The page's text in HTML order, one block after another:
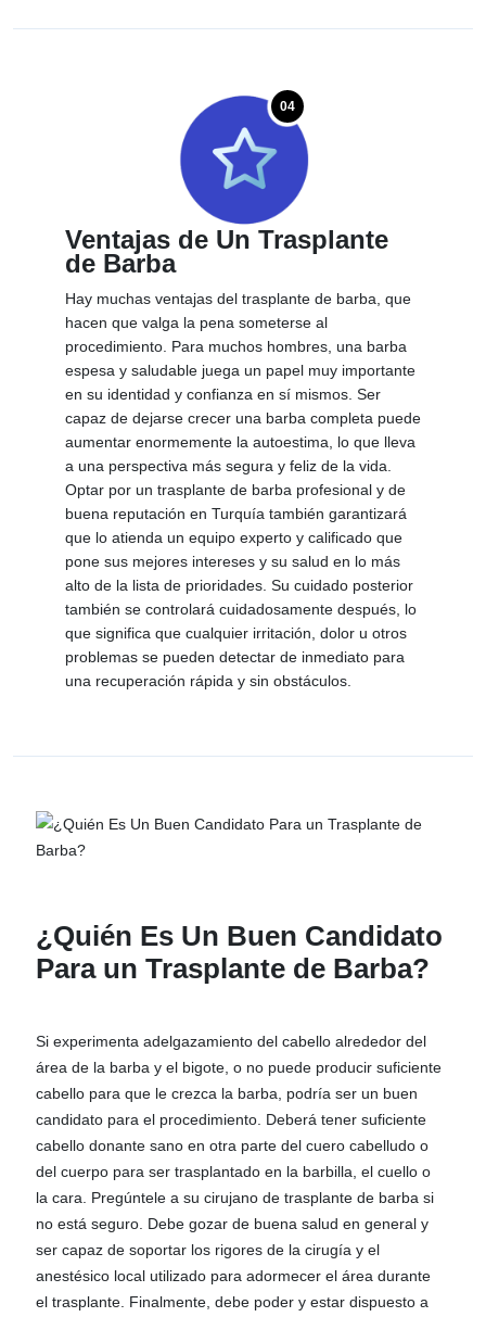
04
Ventajas de Un Trasplante
de Barba
Hay muchas ventajas del trasplante de barba, que
hacen que valga la pena someterse al
procedimiento. Para muchos hombres, una barba
espesa y saludable juega un papel muy importante
en su identidad y confianza en sí mismos. Ser
capaz de dejarse crecer una barba completa puede
aumentar enormemente la autoestima, lo que lleva
a una perspectiva más segura y feliz de la vida.
Optar por un trasplante de barba profesional y de
buena reputación en Turquía también garantizará
que lo atienda un equipo experto y calificado que
pone sus mejores intereses y su salud en lo más
alto de la lista de prioridades. Su cuidado posterior
también se controlará cuidadosamente después, lo
que significa que cualquier irritación, dolor u otros
problemas se pueden detectar de inmediato para
una recuperación rápida y sin obstáculos.
¿Quién Es Un Buen Candidato
Para un Trasplante de Barba?
Si experimenta adelgazamiento del cabello alrededor del
área de la barba y el bigote, o no puede producir suficiente
cabello para que le crezca la barba, podría ser un buen
candidato para el procedimiento. Deberá tener suficiente
cabello donante sano en otra parte del cuero cabelludo o
del cuerpo para ser trasplantado en la barbilla, el cuello o
la cara. Pregúntele a su cirujano de trasplante de barba si
no está seguro. Debe gozar de buena salud en general y
ser capaz de soportar los rigores de la cirugía y el
anestésico local utilizado para adormecer el área durante
el trasplante. Finalmente, debe poder y estar dispuesto a